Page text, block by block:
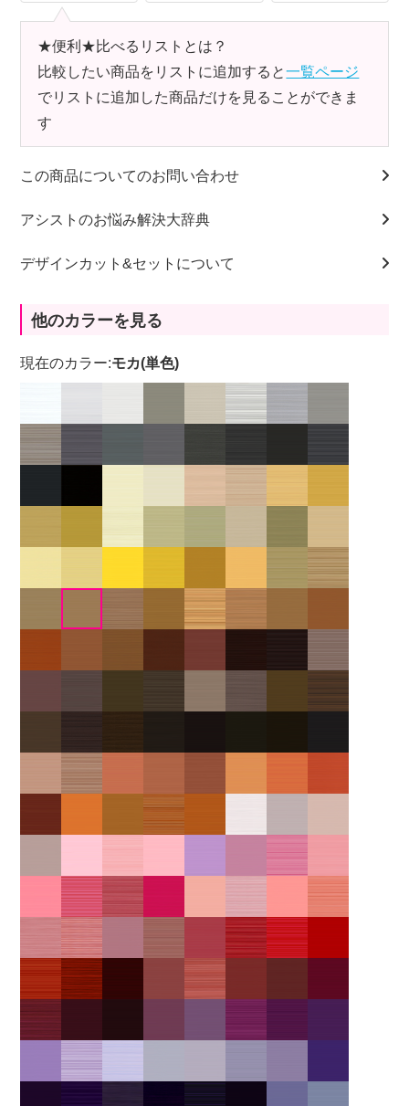
★便利★比べるリストとは？
比較したい商品をリストに追加すると一覧ページ
でリストに追加した商品だけを見ることができま
す
この商品についてのお問い合わせ
アシストのお悩み解決大辞典
デザインカット&セットについて
他のカラーを見る
現在のカラー:モカ(単色)